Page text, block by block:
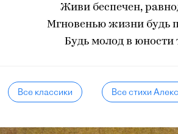
Живи беспечен,
Мгновенью жизни будь
Будь молод в юности
Все классики Все стихи